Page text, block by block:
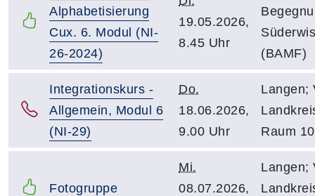
Alphabetisierung
Cux. 6. Modul (NI-
26-2024)
19.05.2026,
8.45 Uhr
(BAMF)
Integrationskurs -
Allgemein, Modul 6
(NI-29)
Do.
18.06.2026,
9.00 Uhr
Langen;
Raum
Fotogruppe
Mi.
08.07.2026,
Langen;